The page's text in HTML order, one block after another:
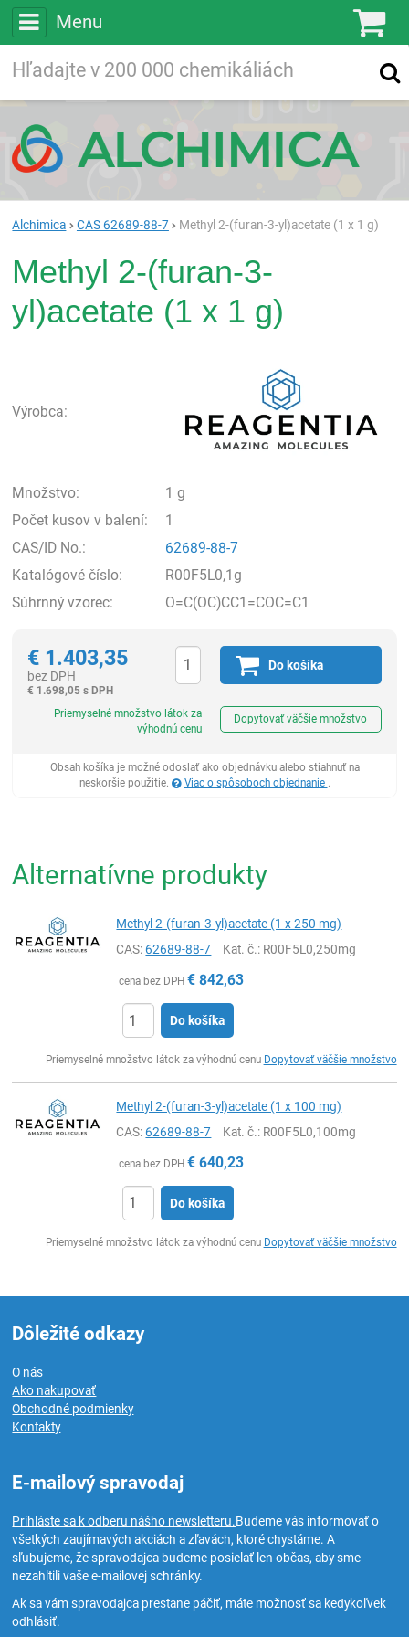
Menu
Vyhľadávanie
Alchimica CAS 62689-88-7 Methyl 2-(furan-3-yl)acetate (1 x 1 g)
Methyl 2-(furan-3-
yl)acetate (1 x 1 g)
Výrobca:
Množstvo:
1 g
Počet kusov v balení:
1
CAS/ID No.:
62689-88-7
Katalógové číslo:
R00F5L0,1g
Súhrnný vzorec:
O=C(OC)CC1=COC=C1
€ 1.403,35
bez DPH
€ 1.698,05 s DPH
Do košíka
Priemyselné množstvo látok za
výhodnú cenu
Dopytovať väčšie množstvo
Obsah košíka je možné odoslať ako objednávku alebo stiahnuť na
neskoršie použitie.
Viac o spôsoboch objednanie .
Alternatívne produkty
Methyl 2-(furan-3-yl)acetate (1 x 250 mg)
CAS:62689-88-7 Kat. č.: R00F5L0,250mg
cena bez DPH € 842,63
Do košíka
Priemyselné množstvo látok za výhodnú cenu Dopytovať väčšie množstvo
Methyl 2-(furan-3-yl)acetate (1 x 100 mg)
CAS:62689-88-7 Kat. č.: R00F5L0,100mg
cena bez DPH € 640,23
Do košíka
Priemyselné množstvo látok za výhodnú cenu Dopytovať väčšie množstvo
Dôležité odkazy
O nás
Ako nakupovať
Obchodné podmienky
Kontakty
E-mailový spravodaj
Prihláste sa k odberu nášho newsletteru.Budeme vás informovať o
všetkých zaujímavých akciách a zľavách, ktoré chystáme. A
sľubujeme, že spravodajca budeme posielať len občas, aby sme
nezahltili vaše e-mailovej schránky.
Ak sa vám spravodajca prestane páčiť, máte možnosť sa kedykoľvek
odhlásiť.